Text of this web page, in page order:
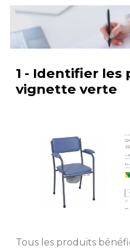
1 - Identifier les
vignette verte
Tous les produits